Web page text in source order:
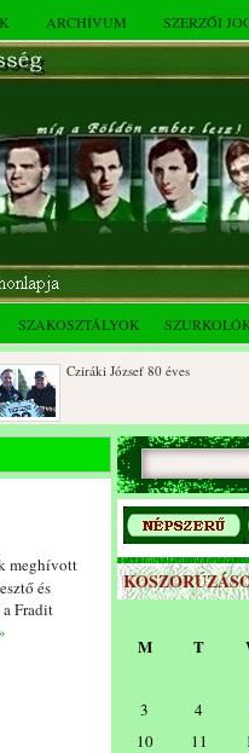
ARCHÍVUM SZERZŐI
SZAKOSZTÁLYOK
Cziráki József 80 éves
Dálnoki József 90 éves
meghívott
és
Fradit
M T
3
4
10
11